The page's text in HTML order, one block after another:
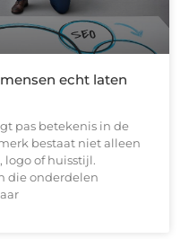
echt laten
pas betekenis in de
bestaat niet alleen
logo of huisstijl.
die onderdelen